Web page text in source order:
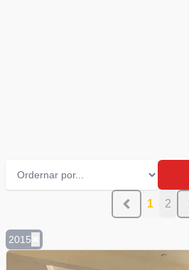
1 2
2015